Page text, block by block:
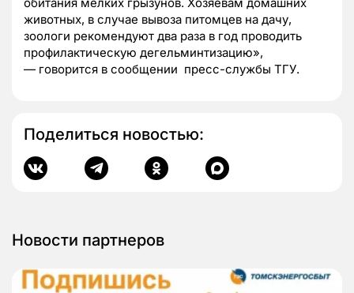
обитания мелких грызунов. Хозяевам домашних
животных, в случае вывоза питомцев на дачу,
зоологи рекомендуют два раза в год проводить
профилактическую дегельминтизацию»,
— говорится в сообщении пресс-службы ТГУ.
Поделиться новостью:
Новости партнеров